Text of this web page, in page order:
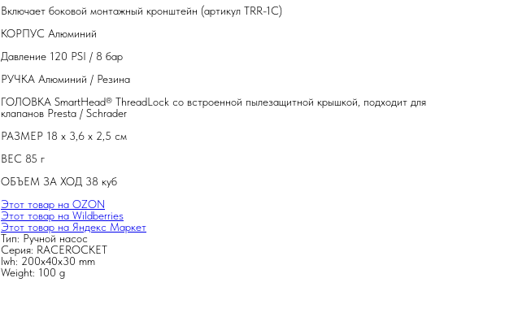
Включает боковой монтажный кронштейн (артикул TRR-1C)
КОРПУС Алюминий
Давление 120 PSI / 8 бар
РУЧКА Алюминий / Резина
ГОЛОВКА SmartHead® ThreadLock со встроенной пылезащитной крышкой, подходит для
клапанов Presta / Schrader
РАЗМЕР 18 x 3,6 x 2,5 см
ВЕС 85 г
ОБЪЕМ ЗА ХОД 38 куб
Этот товар на OZON
Этот товар на Wildberries
Этот товар на Яндекс Маркет
Тип: Ручной насос
Серия: RACEROCKET
lwh: 200x40x30 mm
Weight: 100 g